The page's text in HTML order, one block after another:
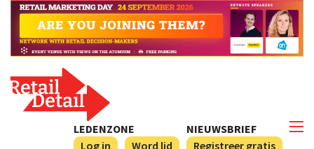
NIEUWSBRIEF
Registreer gratis
LEDENZONE
Log in
Word lid